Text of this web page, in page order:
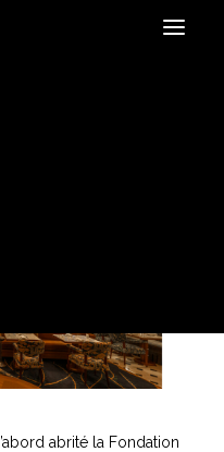
abrité la Fondation